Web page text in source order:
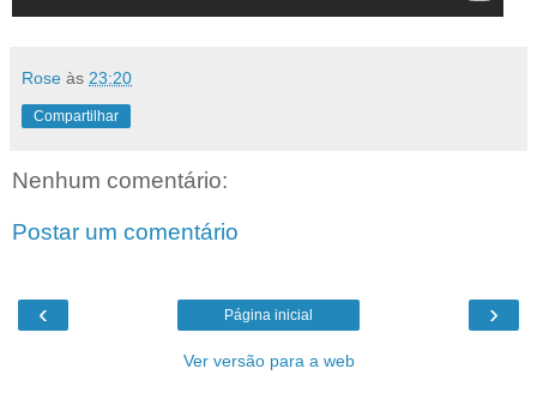
Rose às 23:20
Compartilhar
Nenhum comentário:
Postar um comentário
‹ ›
Página inicial
Ver versão para a web